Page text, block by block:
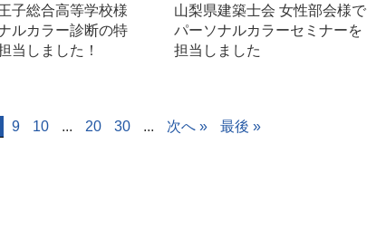
子総合高等学校様
ルカラー診断の特
当しました！
山梨県建築士会 女性部会様で
パーソナルカラーセミナーを
担当しました
9 10 ... 20 30 ... 次へ » 最後 »